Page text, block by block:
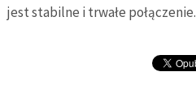
jest stabilne i trwałe połączenie.